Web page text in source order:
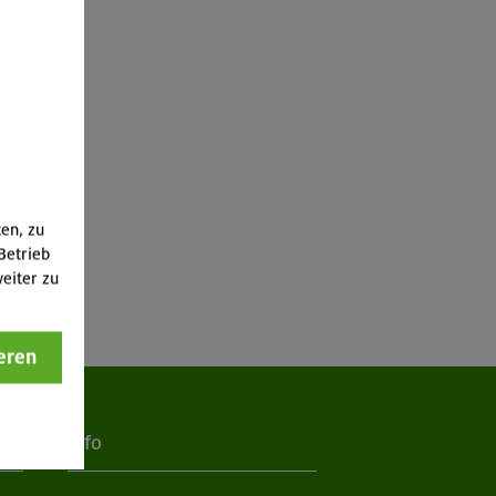
Info
zu
zu